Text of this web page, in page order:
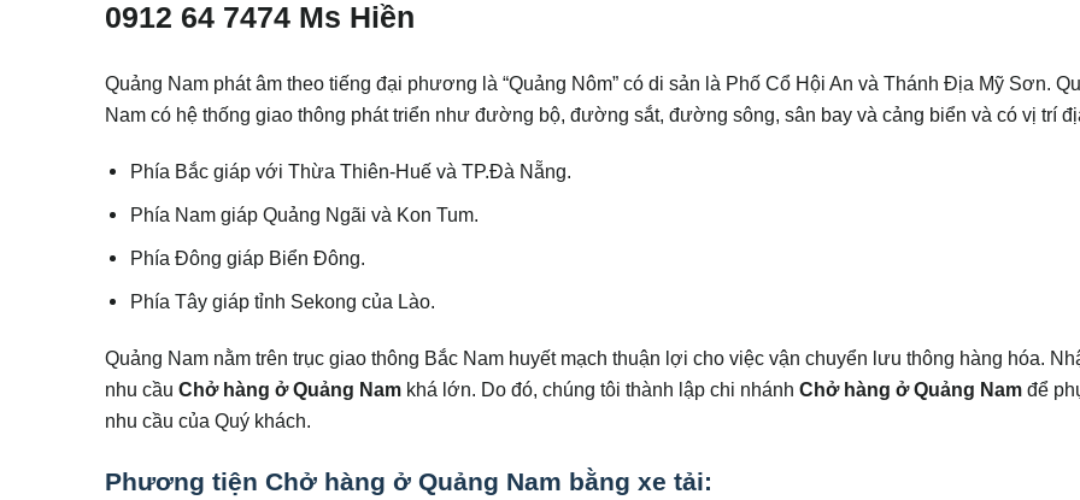
0912 64 7474 Ms Hiền
Quảng Nam phát âm theo tiếng đại phương là “Quảng Nôm” có di sản là Phố Cổ Hội An và Thánh Địa Mỹ Sơn.
Nam có hệ thống giao thông phát triển như đường bộ, đường sắt, đường sông, sân bay và cảng biển và có vị trí
Phía Bắc giáp với Thừa Thiên-Huế và TP.Đà Nẵng.
Phía Nam giáp Quảng Ngãi và Kon Tum.
Phía Đông giáp Biển Đông.
Phía Tây giáp tỉnh Sekong của Lào.
Quảng Nam nằm trên trục giao thông Bắc Nam huyết mạch thuận lợi cho việc vận chuyển lưu thông hàng hóa.
nhu cầu Chở hàng ở Quảng Nam khá lớn. Do đó, chúng tôi thành lập chi nhánh Chở hàng ở Quảng Nam để
nhu cầu của Quý khách.
Phương tiện Chở hàng ở Quảng Nam bằng xe tải: